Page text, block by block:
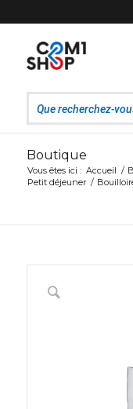
Boutique
Vous êtes ici : Accueil /
Petit déjeuner /